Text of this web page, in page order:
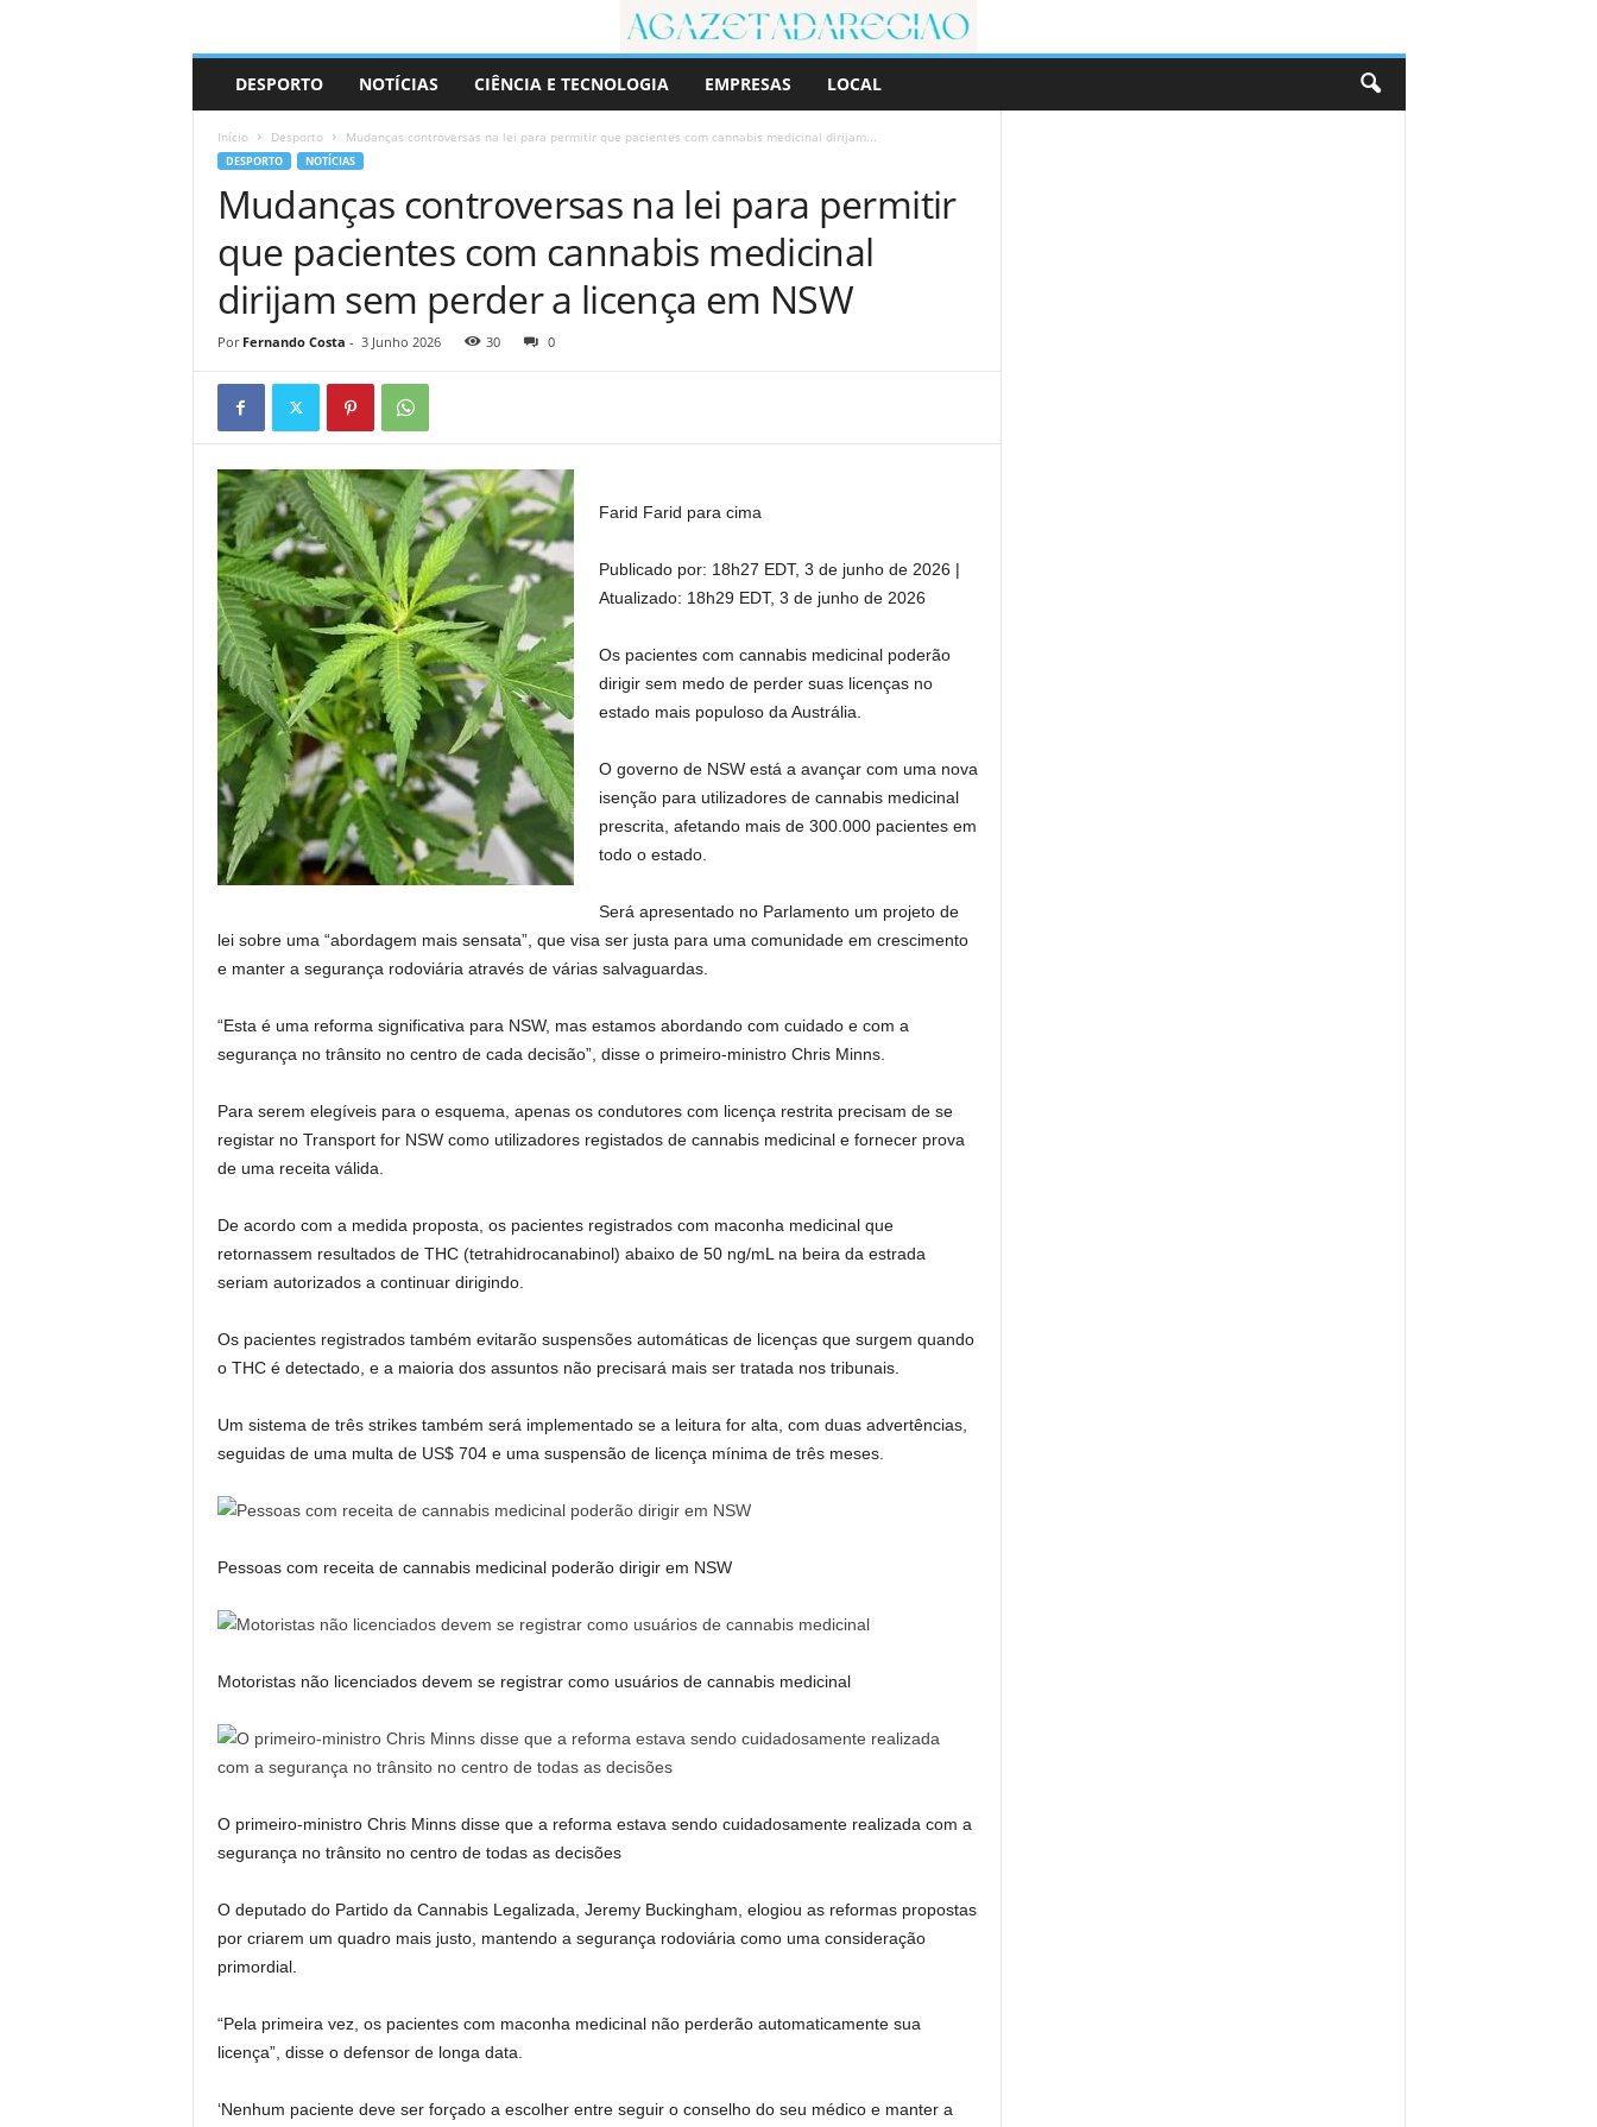
r
DESPORTO NOTÍCIAS CIÊNCIA E TECNOLOGIA EMPRESAS LOCAL
Início Desporto Mudanças controversas na lei para permitir que pacientes com cannabis medicinal dirijam...
DESPORTO NOTÍCIAS
Mudanças controversas na lei para permitir
que pacientes com cannabis medicinal
dirijam sem perder a licença em NSW
Por Fernando Costa - 3 Junho 2026 30 0
Farid Farid para cima
Publicado por: 18h27 EDT, 3 de junho de 2026 |
Atualizado: 18h29 EDT, 3 de junho de 2026
Os pacientes com cannabis medicinal poderão
dirigir sem medo de perder suas licenças no
estado mais populoso da Austrália.
O governo de NSW está a avançar com uma nova
isenção para utilizadores de cannabis medicinal
prescrita, afetando mais de 300.000 pacientes em
todo o estado.
Será apresentado no Parlamento um projeto de
lei sobre uma “abordagem mais sensata”, que visa ser justa para uma comunidade em crescimento
e manter a segurança rodoviária através de várias salvaguardas.
“Esta é uma reforma significativa para NSW, mas estamos abordando com cuidado e com a
segurança no trânsito no centro de cada decisão”, disse o primeiro-ministro Chris Minns.
Para serem elegíveis para o esquema, apenas os condutores com licença restrita precisam de se
registar no Transport for NSW como utilizadores registados de cannabis medicinal e fornecer prova
de uma receita válida.
De acordo com a medida proposta, os pacientes registrados com maconha medicinal que
retornassem resultados de THC (tetrahidrocanabinol) abaixo de 50 ng/mL na beira da estrada
seriam autorizados a continuar dirigindo.
Os pacientes registrados também evitarão suspensões automáticas de licenças que surgem quando
o THC é detectado, e a maioria dos assuntos não precisará mais ser tratada nos tribunais.
Um sistema de três strikes também será implementado se a leitura for alta, com duas advertências,
seguidas de uma multa de US$ 704 e uma suspensão de licença mínima de três meses.
Pessoas com receita de cannabis medicinal poderão dirigir em NSW
Motoristas não licenciados devem se registrar como usuários de cannabis medicinal
O primeiro-ministro Chris Minns disse que a reforma estava sendo cuidadosamente realizada com a
segurança no trânsito no centro de todas as decisões
O deputado do Partido da Cannabis Legalizada, Jeremy Buckingham, elogiou as reformas propostas
por criarem um quadro mais justo, mantendo a segurança rodoviária como uma consideração
primordial.
“Pela primeira vez, os pacientes com maconha medicinal não perderão automaticamente sua
licença”, disse o defensor de longa data.
‘Nenhum paciente deve ser forçado a escolher entre seguir o conselho do seu médico e manter a